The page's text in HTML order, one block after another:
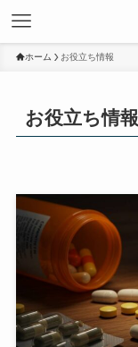
ホーム お役立ち情報
お役立ち情報